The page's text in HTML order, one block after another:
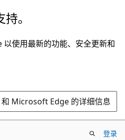
。
使用最新的功能、安全更新和
Microsoft Edge 的详细信息
登录